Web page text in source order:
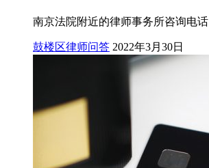
南京法院附近的律师事务所咨询电话
鼓楼区律师问答 2022年3月30日